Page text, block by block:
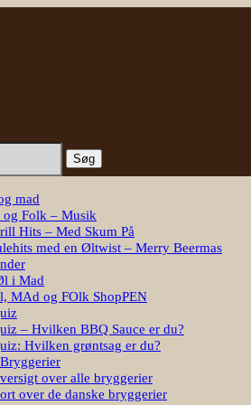
mad
Folk – Musik
Hits – Med Skum På
med en Øltwist – Merry Beermas
i Mad
MAd og FOlk ShopPEN
– Hvilken BBQ Sauce er du?
Hvilken grøntsag er du?
over alle bryggerier
over de danske bryggerier